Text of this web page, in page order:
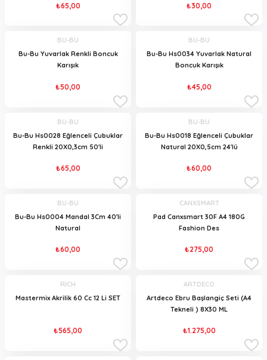
₺65,00 ₺30,00
BU-BU
Bu-Bu Yuvarlak Renkli Boncuk
Karışık
₺50,00
BU-BU
Bu-Bu Hs0034 Yuvarlak Natural
Boncuk Karışık
₺45,00
BU-BU
Bu-Bu Hs0028 Eğlenceli Çubuklar
Renkli 20X0,3cm 50'li
₺65,00
BU-BU
Bu-Bu Hs0018 Eğlenceli Çubuklar
Natural 20X0,5cm 24'lü
₺60,00
BU-BU
Bu-Bu Hs0004 Mandal 3Cm 40'li
Natural
₺60,00
CANXSMART
Pad Canxsmart 30F A4 180G
Fashion Des
₺275,00
RİCH
Mastermix Akrilik 60 Cc 12 Li SET
₺565,00
ARTDECO
Artdeco Ebru Başlangiç Seti (A4
Tekneli ) 8X30 ML
₺1.275,00